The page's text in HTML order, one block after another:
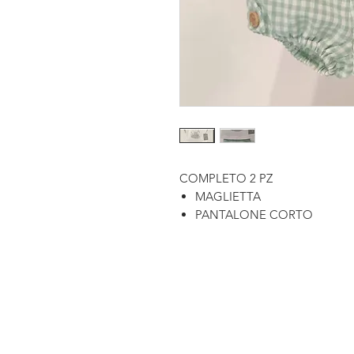
COMPLETO 2 PZ
MAGLIETTA
PANTALONE CORTO